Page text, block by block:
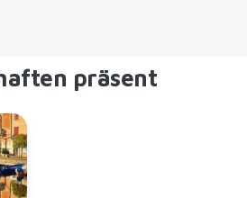
präsent